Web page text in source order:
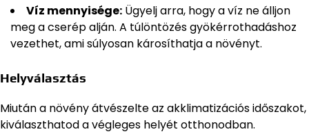
Víz mennyisége: Ügyelj arra, hogy a víz ne álljon
meg a cserép alján. A túlöntözés gyökérrothadáshoz
vezethet, ami súlyosan károsíthatja a növényt.
Helyválasztás
Miután a növény átvészelte az akklimatizációs időszakot,
kiválaszthatod a végleges helyét otthonodban.